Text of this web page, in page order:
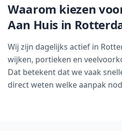
Waarom kiezen
Aan Huis in
Wij zijn dagelijks actief in
wijken, portieken en
Dat betekent dat we vaak
direct weten welke aanpak